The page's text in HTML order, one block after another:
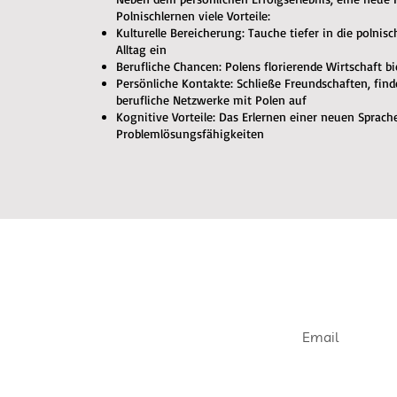
Polnischlernen viele Vorteile:
Kulturelle Bereicherung: Tauche tiefer in die
Alltag ein
Berufliche Chancen: Polens florierende Wirtschaft
Persönliche Kontakte: Schließe Freundschaften,
berufliche Netzwerke mit Polen auf
Kognitive Vorteile: Das Erlernen einer neuen
Problemlösungsfähigkeiten